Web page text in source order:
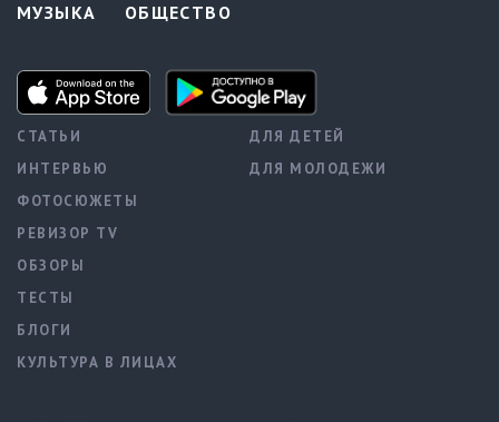
МУЗЫКА
ОБЩЕСТВО
СТАТЬИ
ИНТЕРВЬЮ
ФОТОСЮЖЕТЫ
РЕВИЗОР TV
ОБЗОРЫ
ТЕСТЫ
БЛОГИ
КУЛЬТУРА В ЛИЦАХ
ДЛЯ ДЕТЕЙ
ДЛЯ МОЛОДЕЖИ